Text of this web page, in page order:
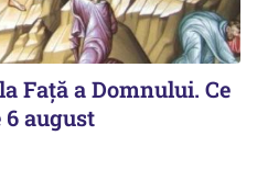
Față a Domnului. Ce
august